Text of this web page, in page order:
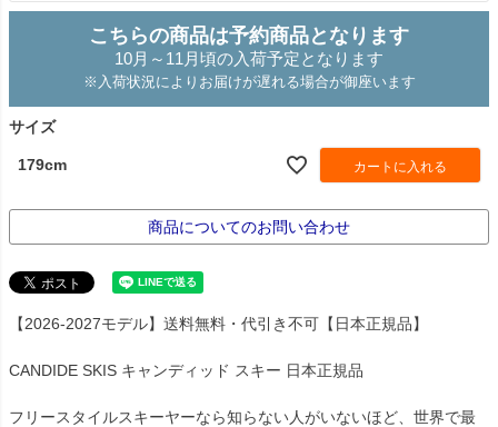
こちらの商品は予約商品となります
10月～11月頃の入荷予定となります
※入荷状況によりお届けが遅れる場合が御座います
サイズ
179cm カートに入れる
商品についてのお問い合わせ
【2026-2027モデル】送料無料・代引き不可【日本正規品】
CANDIDE SKIS キャンディッド スキー 日本正規品
フリースタイルスキーヤーなら知らない人がいないほど、世界で最